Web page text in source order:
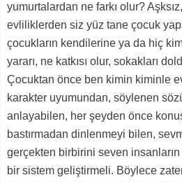
yumurtalardan ne farkı olur?
evliliklerden siz yüz tane çocuk
çocukların kendilerine ya da hiç
yararı, ne katkısı olur, sokakları
Çocuktan önce ben kimin kiminle
karakter uyumundan, söylenen
anlayabilen, her şeyden önce
bastırmadan dinlenmeyi bilen,
gerçekten birbirini seven
bir sistem geliştirmeli. Böylece